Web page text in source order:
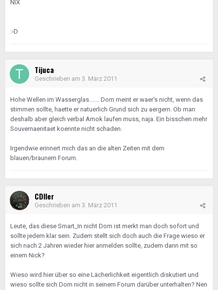
NIX
:-D
Tijuca
Geschrieben am 3. März 2011
Hohe Wellen im Wasserglas....... Dom meint er waer's nicht, wenn das
stimmen sollte, haette er natuerlich Grund sich zu aergern. Ob man
deshalb aber gleich verbal Amok laufen muss, naja. Ein bisschen mehr
Souvernaenitaet koennte nicht schaden.
Irgendwie erinnert mich das an die alten Zeiten mit dem
blauen/braunem Forum.
CDIler
Geschrieben am 3. März 2011
Leute, das diese Smart_In nicht Dom ist merkt man doch sofort und
sollte jedem klar sein. Zudem stellt sich doch auch die Frage wieso er
sich nach 2 Jahren wieder hier anmelden sollte, zudem dann mit so
einem Nick?
Wieso wird hier über so eine Lächerlichkeit eigentlich diskutiert und
wieso sollte sich Dom nicht in seinem Forum darüber unterhalten? Nen